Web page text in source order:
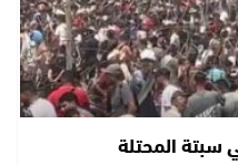
المحتلة